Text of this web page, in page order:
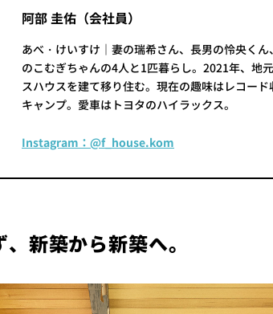
阿部 圭佑（会社員）
あべ・けいすけ｜妻の瑞希さん、長男の怜央く
のこむぎちゃんの4人と1匹暮らし。2021年、地
スハウスを建て移り住む。現在の趣味はレコー
キャンプ。愛車はトヨタのハイラックス。
Instagram：@f_house.kom
新築から新築へ。